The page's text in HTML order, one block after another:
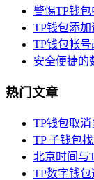
警惕TP钱
TP钱包添
TP钱包帐
安全便捷的
热门文章
TP钱包取
TP 子钱包
北京时间与
TP数字钱